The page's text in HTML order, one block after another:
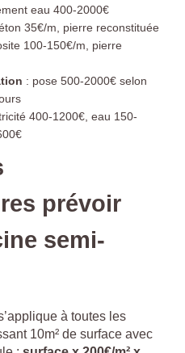
eau 400-2000€
35€/m, pierre reconstituée
100-150€/m, pierre
: pose 500-2000€ selon
400-1200€, eau 150-
prévoir
semi-
à toutes les
10m² de surface avec